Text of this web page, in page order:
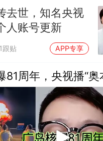
去世，知名央视
人账号更新
1跟贴 APP专享
81周年，央视播“奥